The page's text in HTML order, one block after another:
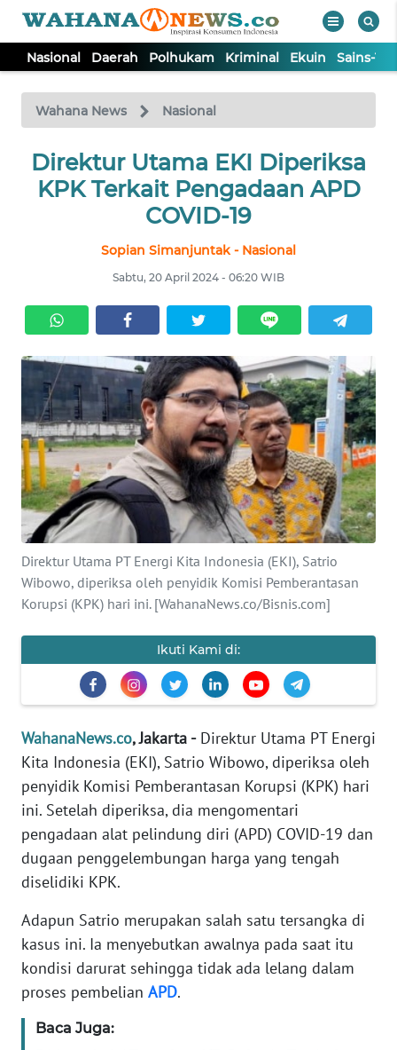
Nasional Daerah Polhukam Kriminal Ekuin Sains-
Wahana News Nasional
Direktur Utama EKI Diperiksa
KPK Terkait Pengadaan APD
COVID-19
Sopian Simanjuntak - Nasional
Sabtu, 20 April 2024 - 06:20 WIB
Direktur Utama PT Energi Kita Indonesia (EKI), Satrio
Wibowo, diperiksa oleh penyidik Komisi Pemberantasan
Korupsi (KPK) hari ini. [WahanaNews.co/Bisnis.com]
Ikuti Kami di:
WahanaNews.co, Jakarta -Direktur Utama PT Energi
Kita Indonesia (EKI), Satrio Wibowo, diperiksa oleh
penyidik Komisi Pemberantasan Korupsi (KPK) hari
ini. Setelah diperiksa, dia mengomentari
pengadaan alat pelindung diri (APD) COVID-19 dan
dugaan penggelembungan harga yang tengah
diselidiki KPK.
Adapun Satrio merupakan salah satu tersangka di
kasus ini. Ia menyebutkan awalnya pada saat itu
kondisi darurat sehingga tidak ada lelang dalam
proses pembelian APD.
Baca Juga:
TV
Tutup
NASIONAL
KRIMINAL
EKUIN
SAINS-TEKNO
KESEHATAN
INTERNASIONAL
SERBA-SERBI
PENDIDIKAN
OPINI
EDITORIAL
Informasi
INDEKS
BERITA
KAMI
INFO
IKLAN
TENTANG